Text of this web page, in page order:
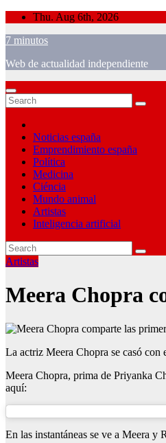
Skip
content
Thu. Aug 6th, 2026
7 minutos
Web de actualidad independiente
Noticias españa
Emprendimiento españa
Política
Medicina
Ciéncia
Mundo animal
Artistas
Inteligencia artificial
Artistas
Meera Chopra
La actriz Meera Chopra se casó con
Meera Chopra, prima de Priyanka
aquí:
En las instantáneas se ve a Meera